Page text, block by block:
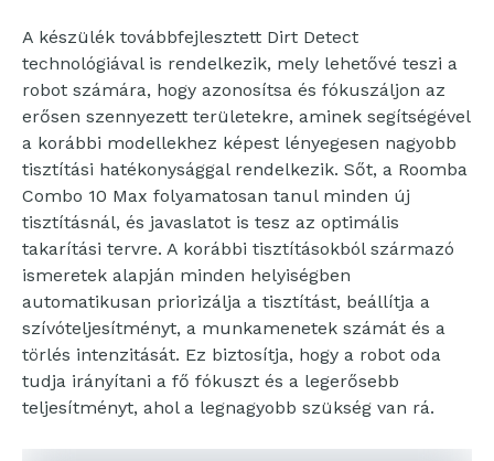
A készülék továbbfejlesztett Dirt Detect
technológiával is rendelkezik, mely lehetővé teszi a
robot számára, hogy azonosítsa és fókuszáljon az
erősen szennyezett területekre, aminek segítségével
a korábbi modellekhez képest lényegesen nagyobb
tisztítási hatékonysággal rendelkezik. Sőt, a Roomba
Combo 10 Max folyamatosan tanul minden új
tisztításnál, és javaslatot is tesz az optimális
takarítási tervre. A korábbi tisztításokból származó
ismeretek alapján minden helyiségben
automatikusan priorizálja a tisztítást, beállítja a
szívóteljesítményt, a munkamenetek számát és a
törlés intenzitását. Ez biztosítja, hogy a robot oda
tudja irányítani a fő fókuszt és a legerősebb
teljesítményt, ahol a legnagyobb szükség van rá.